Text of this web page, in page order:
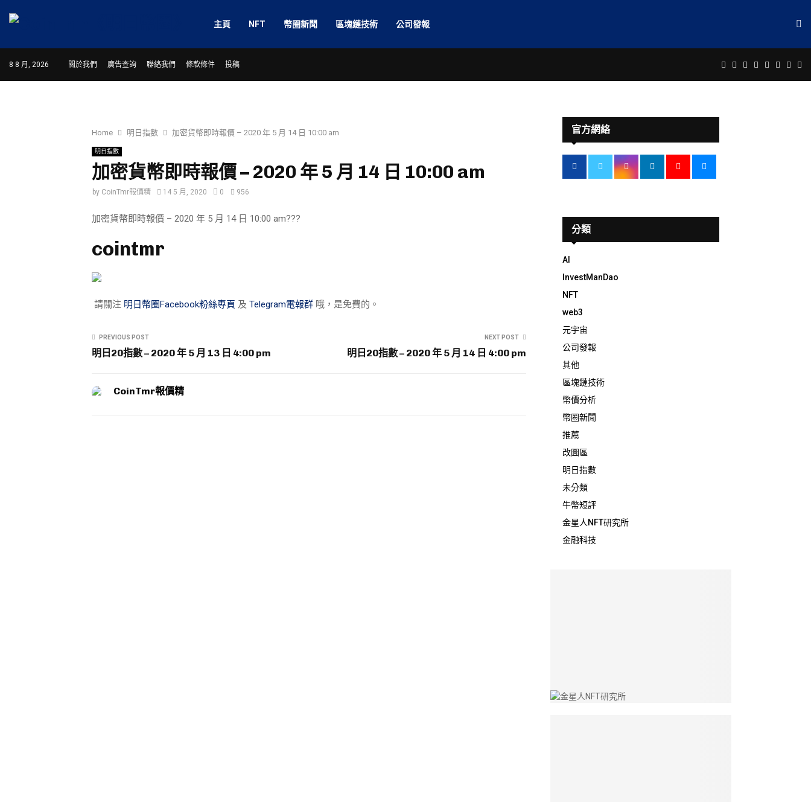
主頁 NFT 幣圈新聞 區塊鏈技術 公司發報
8 8 月, 2026 關於我們 廣告查詢 聯絡我們 條款條件 投稿 Facebook
TwitterInstagram
Linkedin
Youtube
Email
Rss
Home 明日指數 加密貨幣即時報價 – 2020 年 5 月 14 日 10:00 am
明日指數
加密貨幣即時報價 – 2020 年 5 月 14 日 10:00 am
by CoinTmr報價精 14 5 月, 2020 0 956
加密貨幣即時報價 – 2020 年 5 月 14 日 10:00 am???
cointmr
請關注 明日幣圈Facebook粉絲專頁 及 Telegram電報群 哦，是免費的。
PREVIOUS POST
明日20指數 – 2020 年 5 月 13 日 4:00 pm
NEXT POST
明日20指數 – 2020 年 5 月 14 日 4:00 pm
CoinTmr報價精
官方網絡
分類
AI
InvestManDao
NFT
web3
元宇宙
公司發報
其他
區塊鏈技術
幣價分析
幣圈新聞
推薦
改圖區
明日指數
未分類
牛幣短評
金星人NFT研究所
金融科技